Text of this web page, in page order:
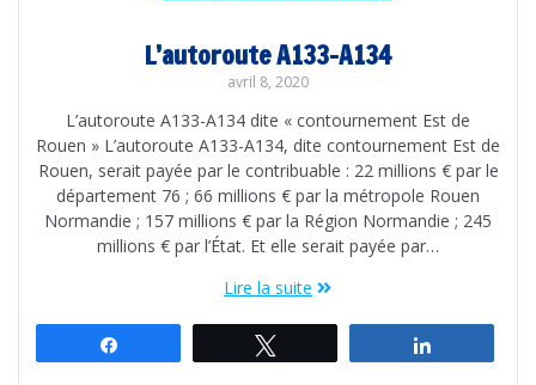
L’autoroute A133-A134
avril 8, 2020
L’autoroute A133-A134 dite « contournement Est de
Rouen » L’autoroute A133-A134, dite contournement Est de
Rouen, serait payée par le contribuable : 22 millions € par le
département 76 ; 66 millions € par la métropole Rouen
Normandie ; 157 millions € par la Région Normandie ; 245
millions € par l’État. Et elle serait payée par…
Lire la suite